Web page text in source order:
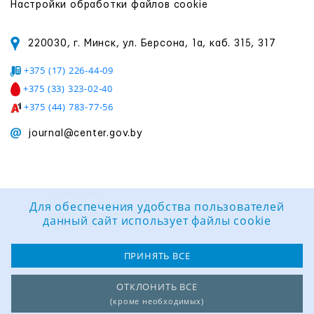
Настройки обработки файлов cookie
220030, г. Минск, ул. Берсона, 1а, каб. 315, 317
+375 (17) 226-44-09
+375 (33) 323-02-40
+375 (44) 783-77-56
journal@center.gov.by
поддержка сайта:
Группа компаний
«ЦВР «ОКТЯБРЬСКИЙ»
Для обеспечения удобства пользователей
данный сайт использует файлы cookie
ПРИНЯТЬ ВСЕ
ОТКЛОНИТЬ ВСЕ
(кроме необходимых)